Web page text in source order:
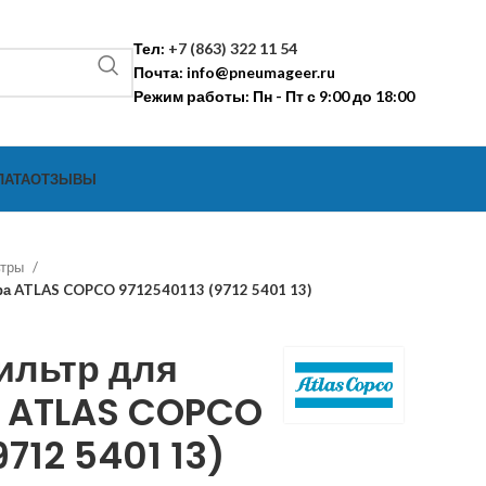
Тел: +7 (863) 322 11 54
Почта: info@pneumageer.ru
Режим работы: Пн - Пт с 9:00 до 18:00
ОТЗЫВЫ
ATLAS COPCO 9712540113 (9712 5401 13)
для
COPCO
5401 13)